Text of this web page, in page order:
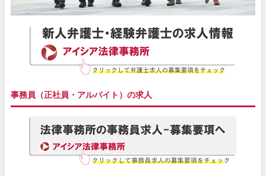
事務員（正社員・アルバイト）の求人